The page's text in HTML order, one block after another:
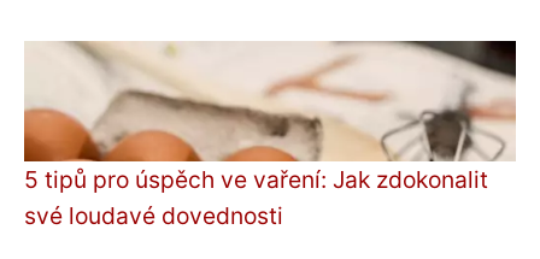
5 tipů pro úspěch ve vaření: Jak zdokonalit
své loudavé dovednosti